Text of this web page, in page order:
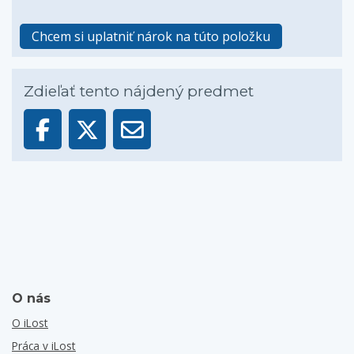
Chcem si uplatniť nárok na túto položku
Zdieľať tento nájdený predmet
O nás
O iLost
Práca v iLost